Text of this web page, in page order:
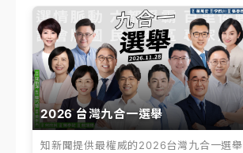
2026 台灣九合一選舉
知新聞提供最權威的2026台灣九合一選舉